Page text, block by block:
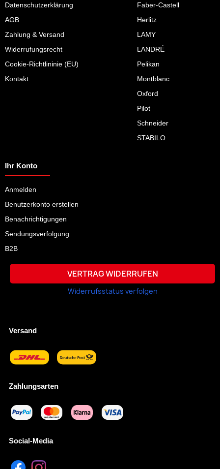
Datenschutzerklärung
AGB
Zahlung & Versand
Widerrufungsrecht
Cookie-Richtlininie (EU)
Kontakt
Faber-Castell
Herlitz
LAMY
LANDRÉ
Pelikan
Montblanc
Oxford
Pilot
Schneider
STABILO
Ihr Konto
Anmelden
Benutzerkonto erstellen
Benachrichtigungen
Sendungsverfolgung
B2B
VERTRAG WIDERRUFEN
Widerrufsstatus verfolgen
Versand
Zahlungsarten
Social-Media